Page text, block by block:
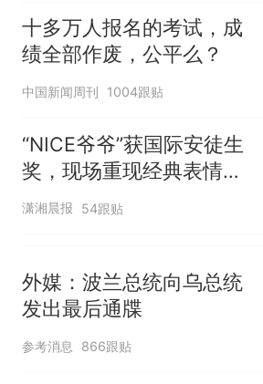
热
那个在床头
因老师一句“跟
人生
十多万人报名的考试，成
绩全部作废，公平么？
中国新闻周刊 1004跟贴
“NICE爷爷”获国际安徒生
奖，现场重现经典表情
包，向中国粉丝问好
潇湘晨报 54跟贴
外媒：波兰总统向乌总统
发出最后通牒
参考消息 866跟贴